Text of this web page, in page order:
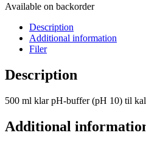
Available on backorder
Description
Additional information
Filer
Description
500 ml klar pH-buffer (pH 10) til
Additional